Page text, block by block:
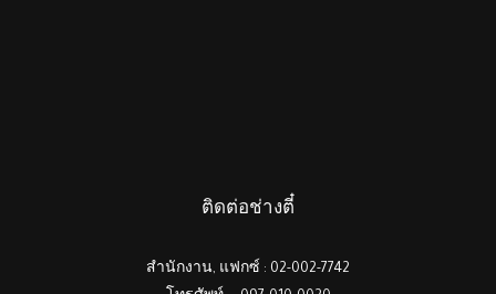
ติดต่อช่างตี๋
สำนักงาน, แฟกซ์ : 02-002-7742